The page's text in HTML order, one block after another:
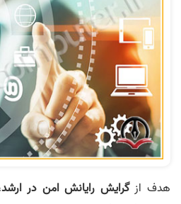
هدف ازگرایش رایانش امن در ارشد